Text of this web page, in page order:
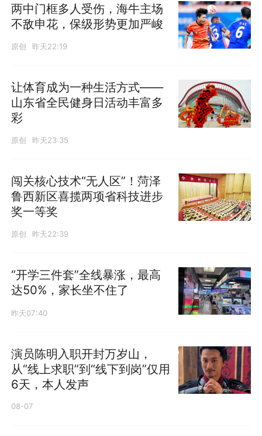
两中门框多人受伤，海牛主场
不敌申花，保级形势更加严峻
原创 昨天22:19
让体育成为一种生活方式——
山东省全民健身日活动丰富多
彩
原创 昨天23:35
闯关核心技术“无人区”！菏泽
鲁西新区喜揽两项省科技进步
奖一等奖
原创 昨天22:39
“开学三件套”全线暴涨，最高
达50%，家长坐不住了
昨天07:40
演员陈明入职开封万岁山，
从“线上求职”到“线下到岗”仅用
6天，本人发声
08-07